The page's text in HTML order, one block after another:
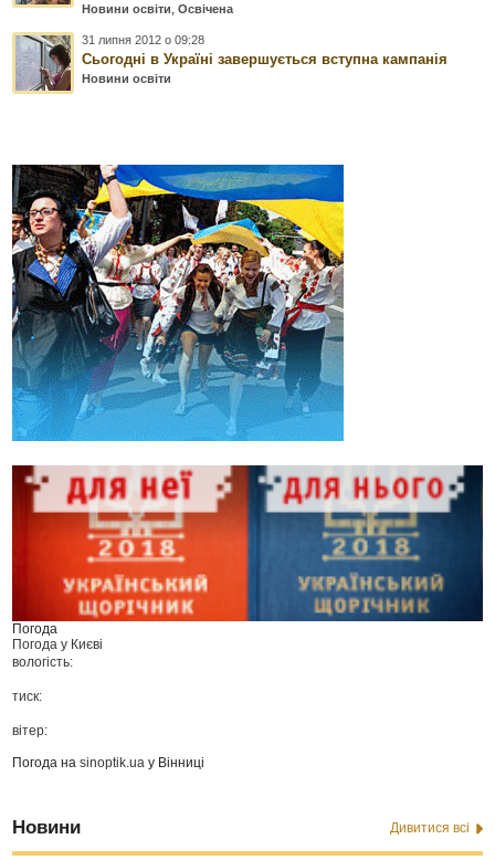
Новини освіти ,Освічена
31 липня 2012 о 09:28
Сьогодні в Україні завершується вступна кампанія
Новини освіти
Погода
Погода у Києві
вологість:
тиск:
вітер:
Погода наsinoptik.ua у Вінниці
Новини Дивитися всі